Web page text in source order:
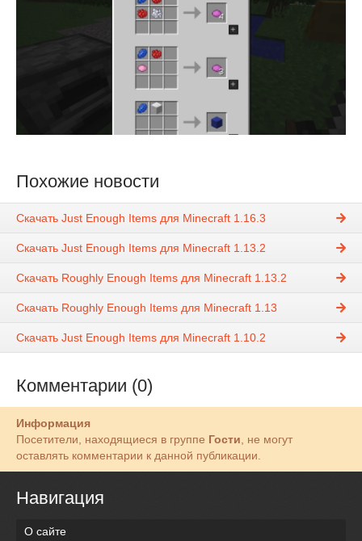
Похожие новости
Скачать Just Enough Items для Minecraft 1.16.3
Скачать Just Enough Items для Minecraft 1.13.2
Скачать Roughly Enough Items для Minecraft 1.13.2
Скачать Roughly Enough Items для Minecraft 1.13
Скачать Just Enough Items для Minecraft 1.10.2
Комментарии (0)
Информация
Посетители, находящиеся в группе Гости , не могут
оставлять комментарии к данной публикации.
Навигация
О сайте